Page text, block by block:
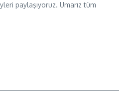
paylaşıyoruz. Umarız tüm